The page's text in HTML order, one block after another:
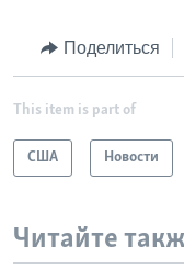
Поделиться
This item is part of
США Новости
Читайте